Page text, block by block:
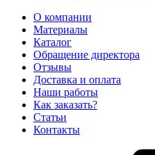
О компании
Материалы
Каталог
Обращение директора
Отзывы
Доставка и оплата
Наши работы
Как заказать?
Статьи
Контакты